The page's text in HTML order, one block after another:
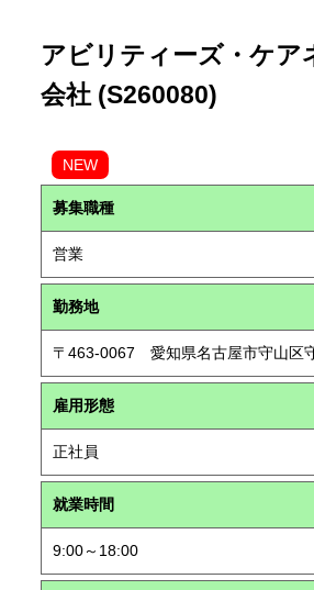
アビリティーズ・ケア
会社 (S260080)
NEW
募集職種
営業
勤務地
〒463-0067 愛知県名古屋市守山区
雇用形態
正社員
就業時間
9:00～18:00